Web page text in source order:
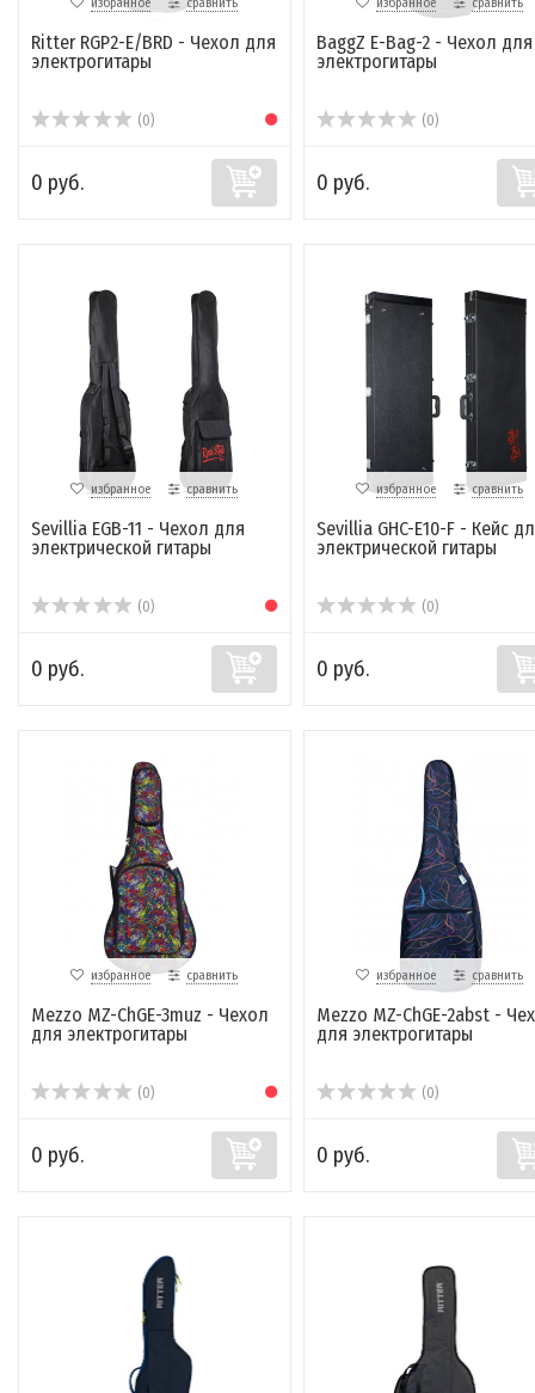
избранное сравнить
Ritter RGP2-E/BRD - Чехол для
электрогитары
(0)
0 руб.
избранное сравнить
BaggZ E-Bag-2 - Чехол для
электрогитары
(0)
0 руб.
избранное сравнить
Sevillia EGB-11 - Чехол для
электрической гитары
(0)
0 руб.
избранное сравнить
Sevillia GHC-E10-F - Кейс
электрической гитары
(0)
0 руб.
избранное сравнить
Mezzo MZ-ChGE-3muz - Чехол
для электрогитары
(0)
0 руб.
избранное сравнить
Mezzo MZ-ChGE-2abst -
для электрогитары
(0)
0 руб.